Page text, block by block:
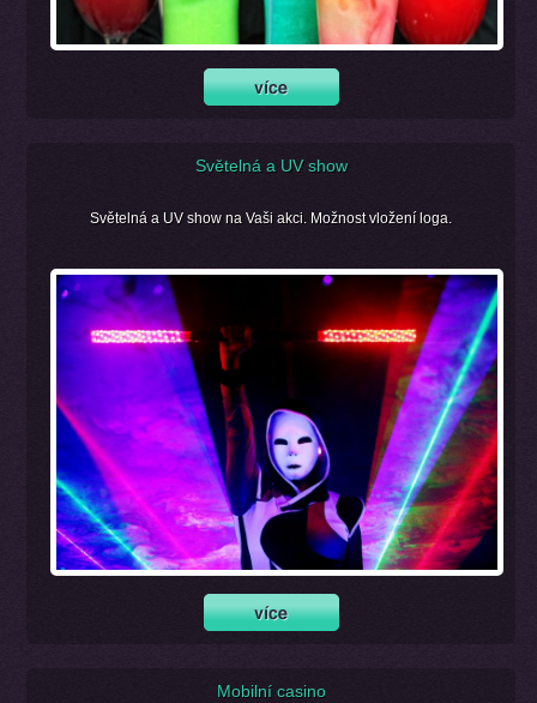
Světelná a UV show
Světelná a UV show na Vaši akci. Možnost vložení loga.
Mobilní casino